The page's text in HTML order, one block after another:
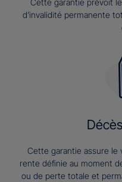
Cette garantie prévoit
d’invalidité permanente
Cette garantie assure le
rente définie au moment
ou de perte totale et